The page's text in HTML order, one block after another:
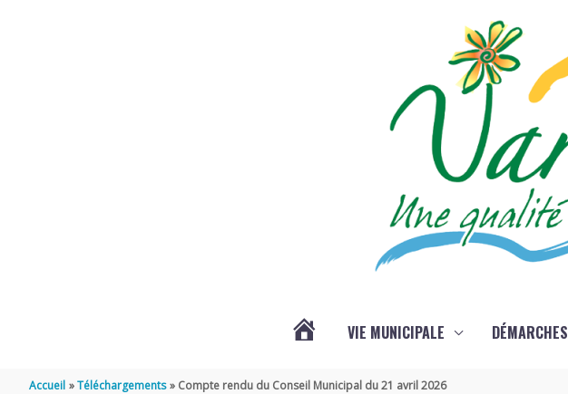
VIE MUNICIPALE DÉMARCHES
Accueil Téléchargements Compte rendu du Conseil Municipal du 21 avril 2026